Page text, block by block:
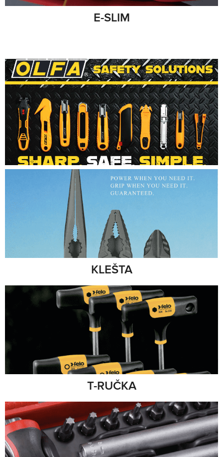
E-SLIM
KLEŠTA
T-RUČKA